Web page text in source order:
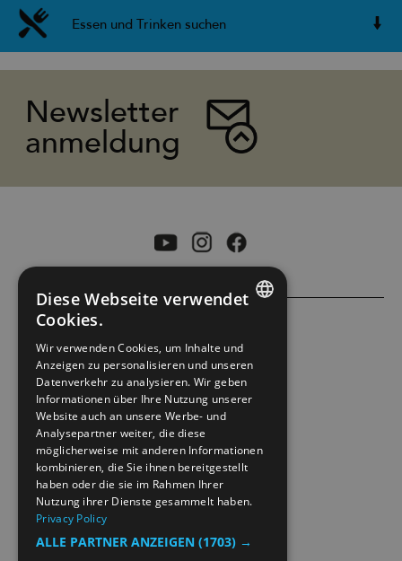
Essen und Trinken suchen
Newsletter
anmeldung
ACCESSIBILITY STATEMENT
PRIVACY POLICY & COOKIES
SITE MAP
EXTRANETT
KONTAKT
NORWEGIAN
GERMAN
Diese Webseite verwendet
Cookies.
Wir verwenden Cookies, um Inhalte und
Anzeigen zu personalisieren und unseren
Datenverkehr zu analysieren. Wir geben
Informationen über Ihre Nutzung unserer
Website auch an unsere Werbe- und
Analysepartner weiter, die diese
möglicherweise mit anderen Informationen
kombinieren, die Sie ihnen bereitgestellt
haben oder die sie im Rahmen Ihrer
Nutzung ihrer Dienste gesammelt haben.
Privacy Policy
ALLE PARTNER ANZEIGEN (1703) →